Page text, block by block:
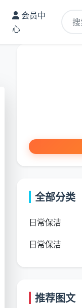
会员中
心
全部分类
日常保洁
日常保洁
推荐图文